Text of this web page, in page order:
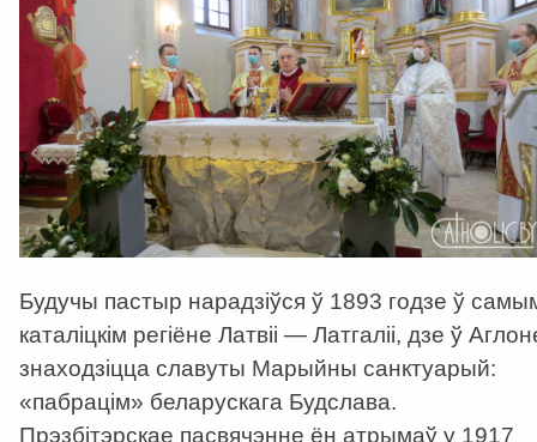
Будучы пастыр нарадзіўся ў 1893 годзе ў
каталіцкім регіёне Латвіі — Латгаліі, дзе ў
знаходзіцца славуты Марыйны санктуарый:
«пабрацім» беларускага Будслава.
Прэзбітэрскае пасвячэнне ён атрымаў у 1917